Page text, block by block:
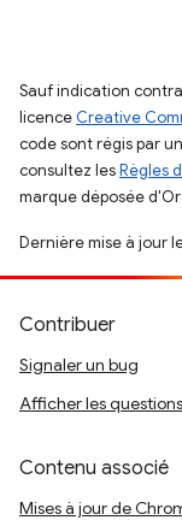
Sauf indication
licence Creative
code sont régis par
consultez lesRègles
marque déposée
Dernière mise à jour
Contribuer
Signaler un bug
Afficher les
Contenu associé
Mises à jour de